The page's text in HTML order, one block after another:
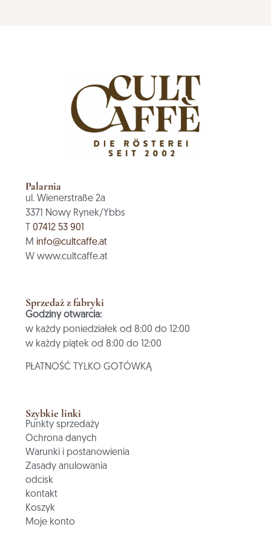
Palarnia
ul. Wienerstraße 2a
3371 Nowy Rynek/Ybbs
T07412 53 901
M info@cultcaffe.at
W www.cultcaffe.at
Sprzedaż z fabryki
Godziny otwarcia:
w każdy poniedziałek od 8:00 do 12:00
w każdy piątek od 8:00 do 12:00
PŁATNOŚĆ TYLKO GOTÓWKĄ
Szybkie linki
Punkty sprzedaży
Ochrona danych
Warunki i postanowienia
Zasady anulowania
odcisk
kontakt
Koszyk
Moje konto